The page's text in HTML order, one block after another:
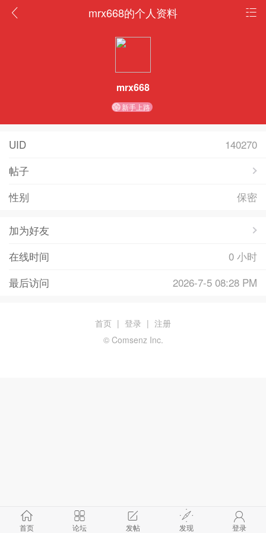
mrx668的个人资料
mrx668
新手上路
UID
140270
帖子
性别
保密
加为好友
在线时间
0 小时
最后访问
2026-7-5 08:28 PM
首页 论坛 发帖 发现 登录
首页 | 登录 | 注册
© Comsenz Inc.